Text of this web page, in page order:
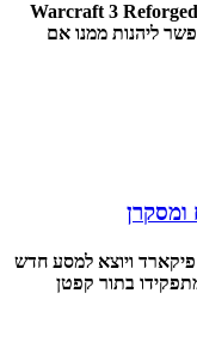
על אף הזעם הרב ברשת סביב החידוש, Warcraft 3 Reforged
ליהנות ממנו אם
פיקארד ויוצא למסע חדש
בתור קפטן